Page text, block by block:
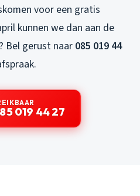
voor een gratis
kunnen we dan aan de
Bel gerust naar 085 019 44
019 44 27